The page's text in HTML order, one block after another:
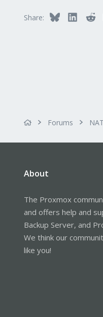
Share: Bluesky
Forums
About
The Proxmox
and offers help and
Backup Server, and
We think our
like you!